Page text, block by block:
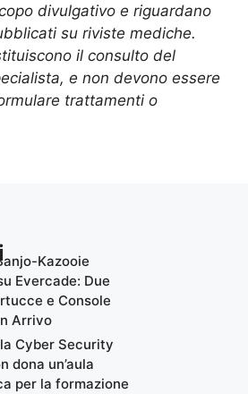
divulgativo e riguardano
su riviste mediche.
il consulto del
e non devono essere
trattamenti o
Kazooie
Evercade: Due
e Console
Arrivo
Cyber Security
dona un’aula
per la formazione